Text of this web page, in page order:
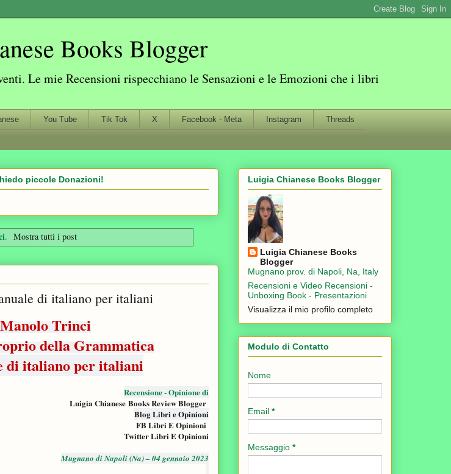
Books Blogger
Le mie Recensioni rispecchiano le Sensazioni e le Emozioni che i libri
You Tube Tik Tok X Facebook - Meta Instagram Threads
piccole Donazioni!
. Mostra tutti i post
di italiano per italiani
Manolo Trinci
della Grammatica
di italiano per italiani
Recensione - Opinione di
Luigia Chianese Books Review Blogger
Blog Libri e Opinioni
FB Libri E Opinioni
Twitter Libri E Opinioni
Mugnano di Napoli (Na) – 04 gennaio 2023
Luigia Chianese Books Blogger
Luigia Chianese Books
Blogger
Mugnano prov. di Napoli, Na, Italy
Recensioni e Video Recensioni -
Unboxing Book - Presentazioni
Visualizza il mio profilo completo
Modulo di Contatto
Nome
Email *
Messaggio *